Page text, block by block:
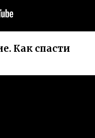
Как спасти